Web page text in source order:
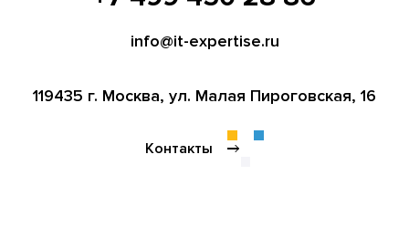
info@it-expertise.ru
119435 г. Москва, ул. Малая Пироговская, 16
Контакты